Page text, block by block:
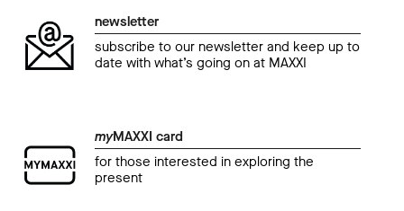
newsletter
subscribe to our newsletter and keep up to
date with what’s going on at MAXXI
myMAXXI card
for those interested in exploring the
present